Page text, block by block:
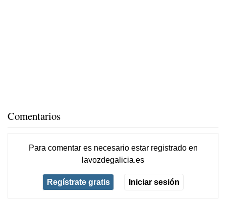
Comentarios
Para comentar es necesario estar registradoen
lavozdegalicia.es
Regístrate gratis Iniciar sesión